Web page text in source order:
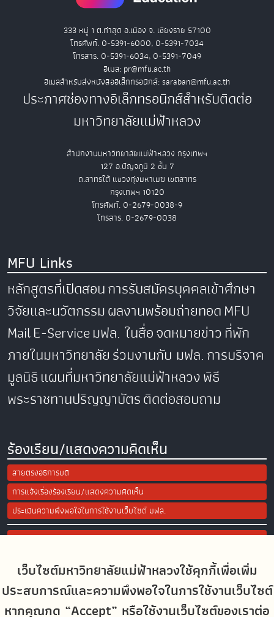
เว็บไซต์มหาวิทยาลัยแม่ฟ้าหลวงใช้คุกกี้เพื่อเพิ่ม
ประสบการณ์และความพึงพอใจในการใช้งานเว็บไซต์
หากคุณกด “Accept” หรือใช้งานเว็บไซต์ของเราต่อ
333 หมู่ 1 ต.ท่าสุด อ.เมือง จ. เชียงราย 57100
โทรศัพท์. 0-5391-6000, 0-5391-7034
โทรสาร. 0-5391-6034, 0-5391-7049
อีเมล: pr@mfu.ac.th
อีเมลสำหรับส่งหนังสืออิเล็กทรอนิกส์: saraban@mfu.ac.th
ประกาศช่องทางอิเล็กทรอนิกส์สำหรับติดต่อ
มหาวิทยาลัยแม่ฟ้าหลวง
สำนักงานมหาวิทยาลัยแม่ฟ้าหลวง กรุงเทพฯ
127 อ.ปัญจภูมิ 2 ชั้น 7
ถ.สาทรใต้ แขวงทุ่งมหาเมฆ เขตสาทร
กรุงเทพฯ 10120
โทรศัพท์. 0-2679-0038-9
โทรสาร. 0-2679-0038
MFU Links
หลักสูตรที่เปิดสอนการรับสมัครบุคคลเข้าศึกษา
วิจัยและนวัตกรรมผลงานพร้อมถ่ายทอดMFU
MailE-Serviceมฟล. ในสื่อจดหมายข่าวที่พัก
ภายในมหาวิทยาลัยร่วมงานกับ มฟล.การบริจาค
มูลนิธิแผนที่มหาวิทยาลัยแม่ฟ้าหลวงพิธี
พระราชทานปริญญาบัตรติดต่อสอบถาม
ร้องเรียน/แสดงความคิดเห็น
สายตรงอธิการบดี
การแจ้งเรื่องร้องเรียน/แสดงความคิดเห็น
ประเมินความพึงพอใจในการใช้งานเว็บไซต์ มฟล.
Site Map
Social Media